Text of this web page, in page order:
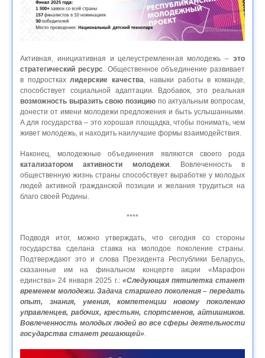
Активная, инициативная и целеустремленная молодежь – это
стратегический ресурс. Общественное объединение развивает
в подросткахлидерские качества, навыки работы в команде,
способствует социальной адаптации. Вдобавок, это реальная
возможность выразить свою позицию по актуальным вопросам,
донести от имени молодежи предложения и быть услышанными.
А для государства – это хорошая площадка, чтобы понимать, чем
живет молодежь, и находить наилучшие формы взаимодействия.
Наконец, молодежные объединения являются своего рода
катализатором активности молодежи. Вовлеченность в
общественную жизнь страны способствует выработке у молодых
людей активной гражданской позиции и желания трудиться на
благо своей Родины.
****
Подводя итог, можно утверждать, что сегодня со стороны
государства сделана ставка на молодое поколение страны.
Подтверждают это и слова Президента Республики Беларусь,
сказанные им на финальном концерте акции «Марафон
единства» 24 января 2025 г.: «Следующая пятилетка станет
временем молодежи. Задача старшего поколения – передать
опыт, знания, умения, компетенции новому поколению
управленцев, рабочих, крестьян, спортсменов, айтишников.
Вовлеченность молодых людей во все сферы деятельности
государства станет решающей».